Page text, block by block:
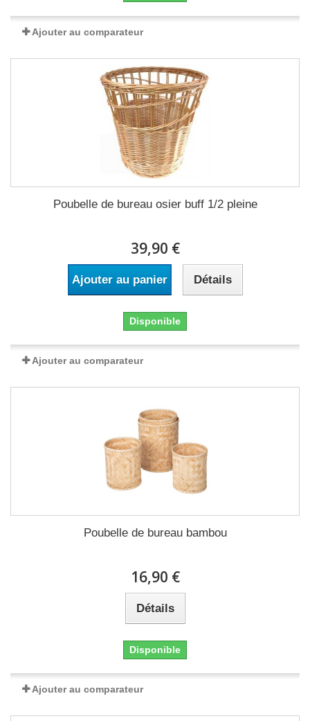
Ajouter au comparateur
Poubelle de bureau osier buff 1/2 pleine
39,90 €
Ajouter au panier Détails
Disponible
Ajouter au comparateur
Poubelle de bureau bambou
16,90 €
Détails
Disponible
Ajouter au comparateur